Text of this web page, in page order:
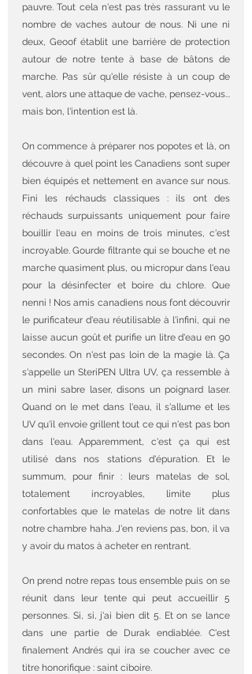
pauvre. Tout cela n'est pas très rassurant vu le
nombre de vaches autour de nous. Ni une ni
deux, Geoof établit une barrière de protection
autour de notre tente à base de bâtons de
marche. Pas sûr qu'elle résiste à un coup de
vent, alors une attaque de vache, pensez-vous...
mais bon, l'intention est là.
On commence à préparer nos popotes et là, on
découvre à quel point les Canadiens sont super
bien équipés et nettement en avance sur nous.
Fini les réchauds classiques : ils ont des
réchauds surpuissants uniquement pour faire
bouillir l'eau en moins de trois minutes, c'est
incroyable. Gourde filtrante qui se bouche et ne
marche quasiment plus, ou micropur dans l'eau
pour la désinfecter et boire du chlore. Que
nenni ! Nos amis canadiens nous font découvrir
le purificateur d'eau réutilisable à l'infini, qui ne
laisse aucun goût et purifie un litre d'eau en 90
secondes. On n'est pas loin de la magie là. Ça
s'appelle un SteriPEN Ultra UV, ça ressemble à
un mini sabre laser, disons un poignard laser.
Quand on le met dans l'eau, il s'allume et les
UV qu'il envoie grillent tout ce qui n'est pas bon
dans l'eau. Apparemment, c'est ça qui est
utilisé dans nos stations d'épuration. Et le
summum, pour finir : leurs matelas de sol,
totalement incroyables, limite plus
confortables que le matelas de notre lit dans
notre chambre haha. J'en reviens pas, bon, il va
y avoir du matos à acheter en rentrant.
On prend notre repas tous ensemble puis on se
réunit dans leur tente qui peut accueillir 5
personnes. Si, si, j'ai bien dit 5. Et on se lance
dans une partie de Durak endiablée. C'est
finalement Andrés qui ira se coucher avec ce
titre honorifique : saint ciboire.